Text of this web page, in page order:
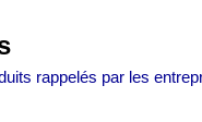
rappelés par les